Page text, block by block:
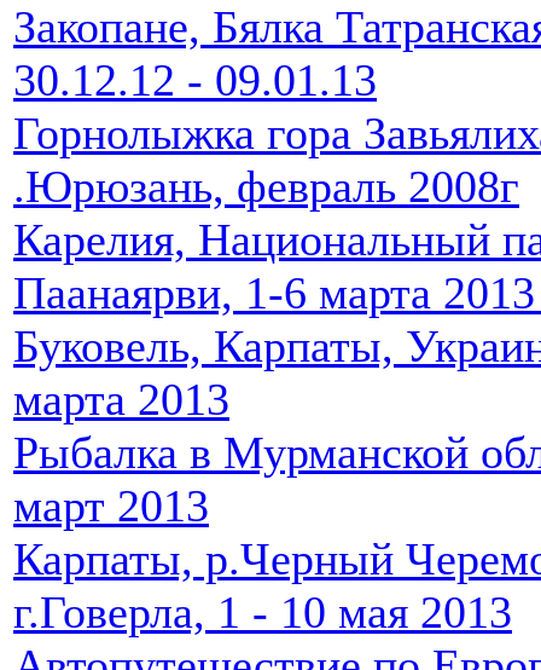
Закопане, Бялка
30.12.12 - 09.01.13
Горнолыжка гора
.Юрюзань, февраль 2008г
Карелия, Национальный
Паанаярви, 1-6 марта
Буковель, Карпаты,
марта 2013
Рыбалка в Мурманской
март 2013
Карпаты, р.Черный
г.Говерла, 1 - 10 мая 2013